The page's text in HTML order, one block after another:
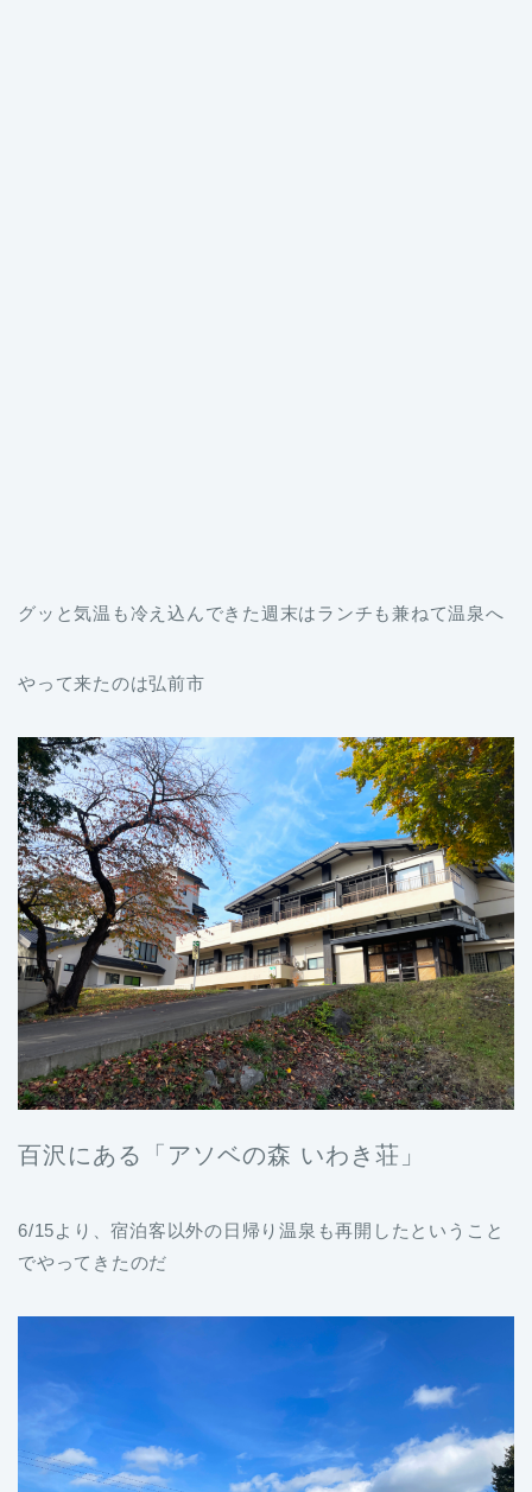
グッと気温も冷え込んできた週末はランチも兼ねて温泉へ
やって来たのは弘前市
百沢にある「アソベの森 いわき荘」
6/15より、宿泊客以外の日帰り温泉も再開したということ
でやってきたのだ